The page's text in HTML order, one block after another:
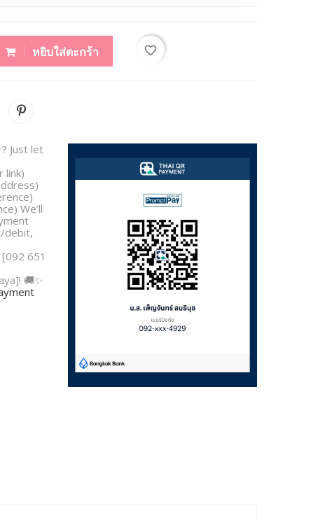
หยิบใส่ตะกร้า favorite_border
Just let
link)
We’ll
debit,
651
🚚✨